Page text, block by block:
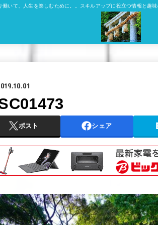
働いて、人生を楽しむために。。スキルアップに役立つ情報と趣
ポスト シェア